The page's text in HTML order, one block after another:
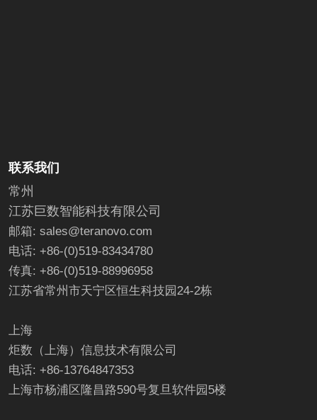
联系我们
常州
江苏巨数智能科技有限公司
邮箱: sales@teranovo.com
电话: +86-(0)519-83434780
传真: +86-(0)519-88996958
江苏省常州市天宁区恒生科技园24-2栋
上海
炬数（上海）信息技术有限公司
电话: +86-13764847353
上海市杨浦区隆昌路590号复旦软件园5楼